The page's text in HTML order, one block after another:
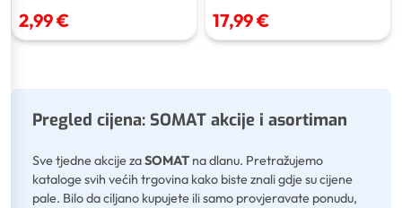
2,99 € 17,99 €
Pregled cijena: SOMAT akcije i asortiman
Sve tjedne akcije zaSOMAT na dlanu. Pretražujemo
kataloge svih većih trgovina kako biste znali gdje su cijene
pale. Bilo da ciljano kupujete ili samo provjeravate ponudu,